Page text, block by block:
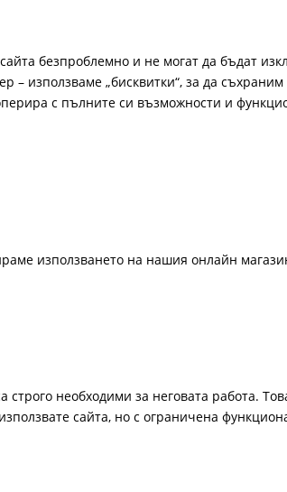
безпроблемно и не могат да бъдат
използваме „бисквитки“, за да
с пълните си възможности и
използването на нашия онлайн
необходими за неговата работа.
сайта, но с ограничена